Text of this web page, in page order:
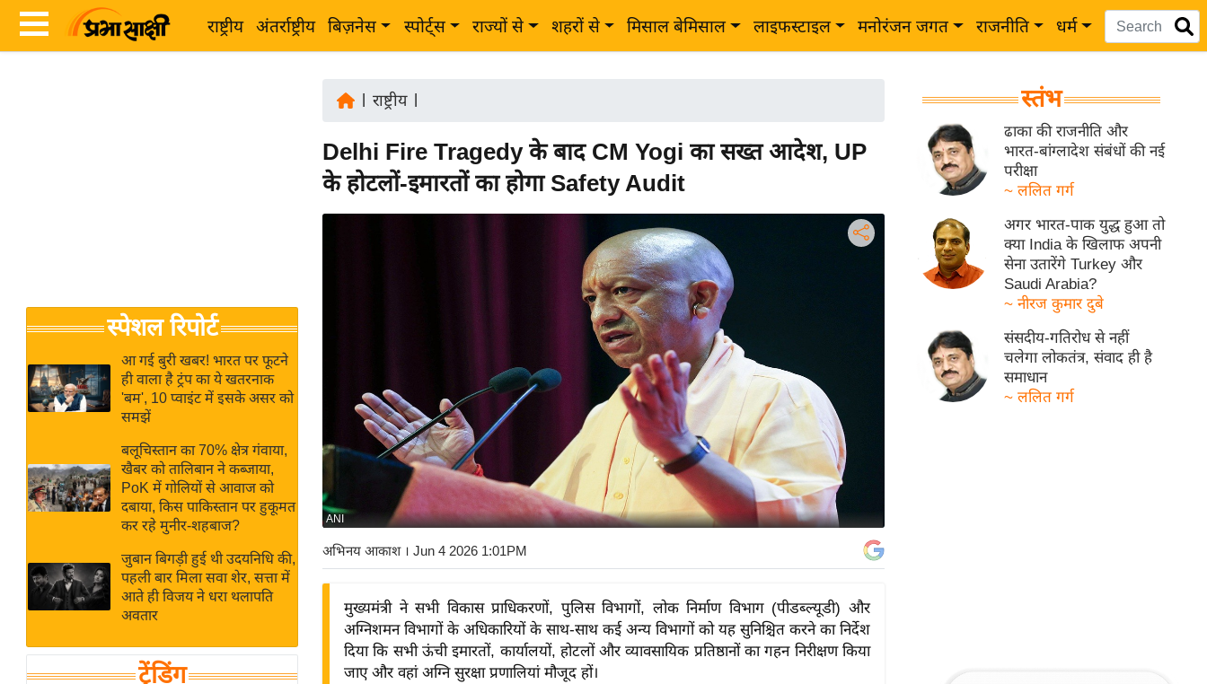
राष्ट्रीय अंतर्राष्ट्रीय बिज़नेस स्पोर्ट्स राज्यों से शहरों से मिसाल बेमिसाल लाइफस्टाइल मनोरंजन जगत राजनीति धर्म
Breaking
News in
Hindi
Hindi
Hindi
Videos
जगत
राय
बजट
क्रिकेट
IPL
2026
ई-पेपर
मिसाल बेमिसाल
शख्सियत
यंग इंडिया
साहित्य जगत
स्पेशल रिपोर्ट
आ गई बुरी खबर! भारत पर फूटने
ही वाला है ट्रंप का ये खतरनाक
'बम', 10 प्वाइंट में इसके असर को
समझें
बलूचिस्तान का 70% क्षेत्र गंवाया,
खैबर को तालिबान ने कब्जाया,
PoK में गोलियों से आवाज को
दबाया, किस पाकिस्तान पर हुकूमत
कर रहे मुनीर-शहबाज?
जुबान बिगड़ी हुई थी उदयनिधि की,
पहली बार मिला सवा शेर, सत्ता में
आते ही विजय ने धरा थलापति
अवतार
ट्रेंडिंग
राष्ट्रीय|
Delhi Fire Tragedy के बाद CM Yogi का सख्त आदेश, UP
के होटलों-इमारतों का होगा Safety Audit
ANI
अभिनय आकाश। Jun 4 2026 1:01PM
मुख्यमंत्री ने सभी विकास प्राधिकरणों, पुलिस विभागों, लोक निर्माण विभाग (पीडब्ल्यूडी) और
अग्निशमन विभागों के अधिकारियों के साथ-साथ कई अन्य विभागों को यह सुनिश्चित करने का निर्देश
दिया कि सभी ऊंची इमारतों, कार्यालयों, होटलों और व्यावसायिक प्रतिष्ठानों का गहन निरीक्षण किया
जाए और वहां अग्नि सुरक्षा प्रणालियां मौजूद हों।
स्तंभ
ढाका की राजनीति और
भारत-बांग्लादेश संबंधों की नई
परीक्षा
~ ललित गर्ग
अगर भारत-पाक युद्ध हुआ तो
क्या India के खिलाफ अपनी
सेना उतारेंगे Turkey और
Saudi Arabia?
~ नीरज कुमार दुबे
संसदीय-गतिरोध से नहीं
चलेगा लोकतंत्र, संवाद ही है
समाधान
~ ललित गर्ग